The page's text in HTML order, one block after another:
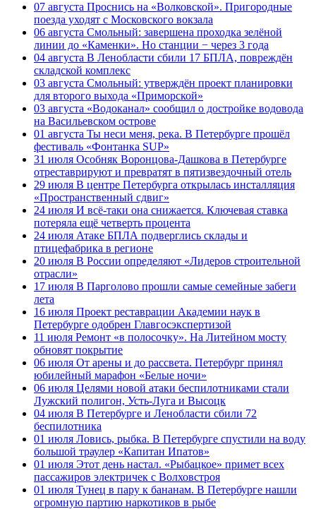
07 августа Проснись на «Волковской». Пригородные
поезда уходят с Московского вокзала
06 августа Смольный: завершена проходка зелёной
линии до «Каменки». Но станции − через 3 года
04 августа В Ленобласти сбили 17 БПЛА, повреждён
складской комплекс
03 августа Смольный: утверждён проект планировки
для второго выхода «Приморской»
03 августа «Водоканал» сообщил о достройке водовода
на Васильевском острове
01 августа Ты неси меня, река. В Петербурге прошёл
фестиваль «Фонтанка SUP»
31 июля Особняк Воронцова-Дашкова в Петербурге
отреставрируют и превратят в пятизвездочный отель
29 июля В центре Петербурга открылась инсталляция
«Пространственный сдвиг»
24 июля И всё-таки она снижается. Ключевая ставка
потеряла ещё четверть процента
24 июля Атаке БПЛА подверглись склады и
птицефабрика в регионе
20 июля В России определяют «Лидеров строительной
отрасли»
17 июля В Парголово прошли самые семейные забеги
лета
16 июля Проект реставрации Академии наук в
Петербурге одобрен Главгосэкспертизой
11 июля Ремонт «в полосочку». На Литейном мосту
обновят покрытие
06 июля От арены и до рассвета. Петербург принял
юбилейный марафон «Белые ночи»
06 июля Целями новой атаки беспилотниками стали
Лужский полигон, Усть-Луга и Высоцк
04 июля В Петербурге и Ленобласти сбили 72
беспилотника
01 июля Ловись, рыбка. В Петербурге спустили на воду
большой траулер «Капитан Ипатов»
01 июля Этот день настал. «Рыбацкое» примет всех
пассажиров электричек с Волховстроя
01 июля Тунец в пару к бананам. В Петербурге нашли
огромную партию наркотиков в рыбе